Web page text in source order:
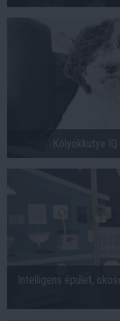
Kölyökkutya
Intelligens épület,